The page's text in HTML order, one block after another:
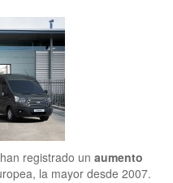
han registrado un aumento
la mayor desde 2007.